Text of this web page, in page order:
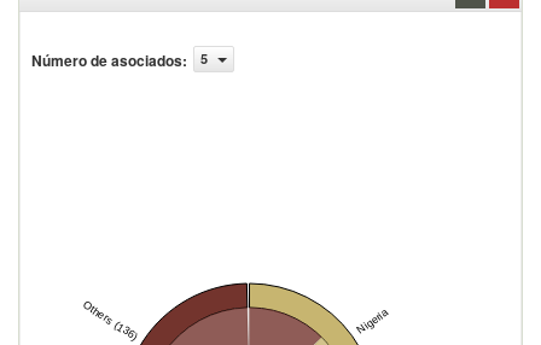
Número de asociados: 5
Nigeria
Others (136)